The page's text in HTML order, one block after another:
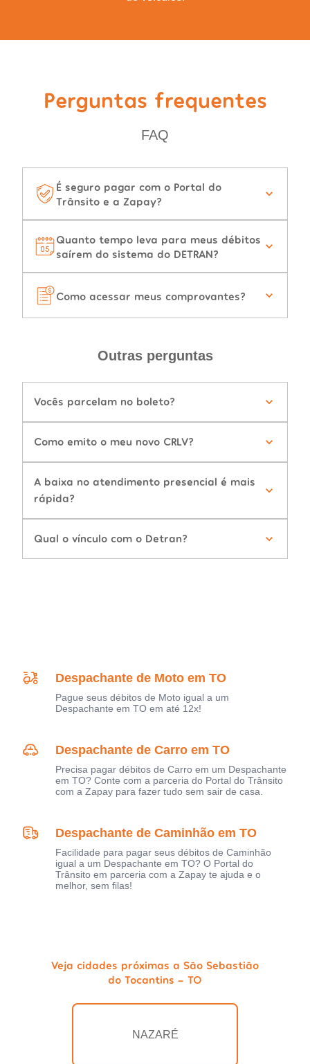
Perguntas frequentes
FAQ
É seguro pagar com o Portal do
Trânsito e a Zapay?
Quanto tempo leva para meus débitos
saírem do sistema do DETRAN?
Como acessar meus comprovantes?
Outras perguntas
Vocês parcelam no boleto?
Como emito o meu novo CRLV?
A baixa no atendimento presencial é mais
rápida?
Qual o vínculo com o Detran?
Despachante de Moto em TO
Pague seus débitos de Moto igual a um
Despachante em TO em até 12x!
Despachante de Carro em TO
Precisa pagar débitos de Carro em um Despachante
em TO? Conte com a parceria do Portal do Trânsito
com a Zapay para fazer tudo sem sair de casa.
Despachante de Caminhão em TO
Facilidade para pagar seus débitos de Caminhão
igual a um Despachante em TO? O Portal do
Trânsito em parceria com a Zapay te ajuda e o
melhor, sem filas!
Veja cidades próximas a São Sebastião
do Tocantins - TO
NAZARÉ